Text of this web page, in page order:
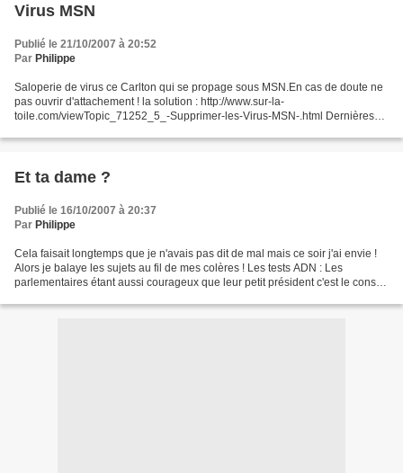
Virus MSN
Publié le 21/10/2007 à 20:52
Par Philippe
Saloperie de virus ce Carlton qui se propage sous MSN.En cas de doute ne
pas ouvrir d'attachement ! la solution : http://www.sur-la-
toile.com/viewTopic_71252_5_-Supprimer-les-Virus-MSN-.html Dernières
Et ta dame ?
Publié le 16/10/2007 à 20:37
Par Philippe
Cela faisait longtemps que je n'avais pas dit de mal mais ce soir j'ai envie !
Alors je balaye les sujets au fil de mes colères ! Les tests ADN : Les
parlementaires étant aussi courageux que leur petit président c'est le conseil